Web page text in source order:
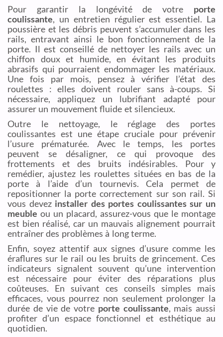
Pour garantir la longévité de votre porte
coulissante, un entretien régulier est essentiel. La
poussière et les débris peuvent s’accumuler dans les
rails, entravant ainsi le bon fonctionnement de la
porte. Il est conseillé de nettoyer les rails avec un
chiffon doux et humide, en évitant les produits
abrasifs qui pourraient endommager les matériaux.
Une fois par mois, pensez à vérifier l’état des
roulettes : elles doivent rouler sans à-coups. Si
nécessaire, appliquez un lubrifiant adapté pour
assurer un mouvement fluide et silencieux.
Outre le nettoyage, le réglage des portes
coulissantes est une étape cruciale pour prévenir
l’usure prématurée. Avec le temps, les portes
peuvent se désaligner, ce qui provoque des
frottements et des bruits indésirables. Pour y
remédier, ajustez les roulettes situées en bas de la
porte à l’aide d’un tournevis. Cela permet de
repositionner la porte correctement sur son rail. Si
vous devez installer des portes coulissantes sur un
meuble ou un placard, assurez-vous que le montage
est bien réalisé, car un mauvais alignement pourrait
entraîner des problèmes à long terme.
Enfin, soyez attentif aux signes d’usure comme les
éraflures sur le rail ou les bruits de grincement. Ces
indicateurs signalent souvent qu’une intervention
est nécessaire pour éviter des réparations plus
coûteuses. En suivant ces conseils simples mais
efficaces, vous pourrez non seulement prolonger la
durée de vie de votre porte coulissante, mais aussi
profiter d’un espace fonctionnel et esthétique au
quotidien.